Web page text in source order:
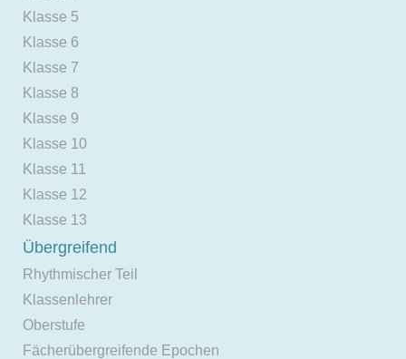
Klasse 5
Klasse 6
Klasse 7
Klasse 8
Klasse 9
Klasse 10
Klasse 11
Klasse 12
Klasse 13
Übergreifend
Rhythmischer Teil
Klassenlehrer
Oberstufe
Fächerübergreifende Epochen